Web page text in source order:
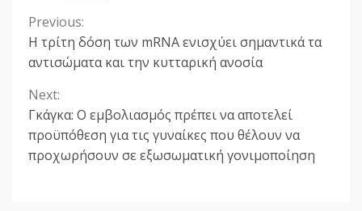
Continue
Reading
Previous:
Η τρίτη δόση των mRNA ενισχύει σημαντικά τα
αντισώματα και την κυτταρική ανοσία
Next:
Γκάγκα: Ο εμβολιασμός πρέπει να αποτελεί
προϋπόθεση για τις γυναίκες που θέλουν να
προχωρήσουν σε εξωσωματική γονιμοποίηση